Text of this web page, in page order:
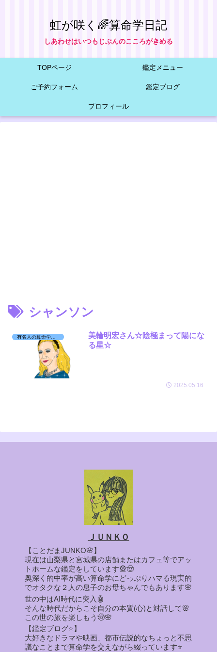
虹が咲く🌈算命学日記
しあわせはいつもじぶんのこころがきめる
TOPページ 鑑定メニュー
ご予約フォーム 鑑定ブログ
プロフィール
シャンソン
有名人の算命学日記☆
美輪明宏さん☆陰極まって陽にな
る星☆
2025.05.16
ＪＵＮＫＯ
【ことだまJUNKO🌸】
現在は山梨県と宮城県の店舗またはカフェ等でアッ
トホームな鑑定をしています🎡🤠
奥深く的中率が高い算命学にどっぷりハマる現実的
でオタクな２人の息子のお母ちゃんでもあります🌸
世の中はAI時代に突入🤖
そんな時代だからこそ自分の本質(心)と対話して🌸
この世の旅を楽しもう🤠🌸
【鑑定ブログ⭐】
大好きなドラマや映画、都市伝説的なちょっと不思
議なことまで算命学を交えながら綴っています⭐